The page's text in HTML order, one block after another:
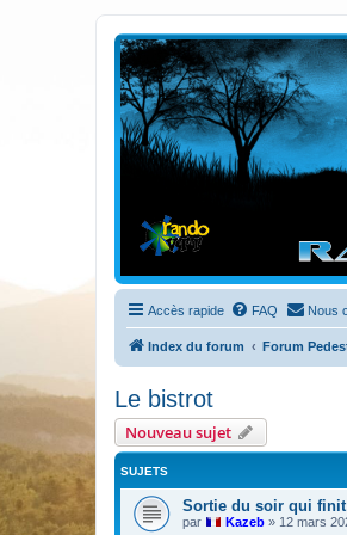
Randovttfree.fr
Bienvenue sur le site des randos vtt
Accès rapide FAQ Nous
Index du forum Forum
Le bistrot
Nouveau sujet
SUJETS
Sortie du soir qui
par Kazeb » 12 mars